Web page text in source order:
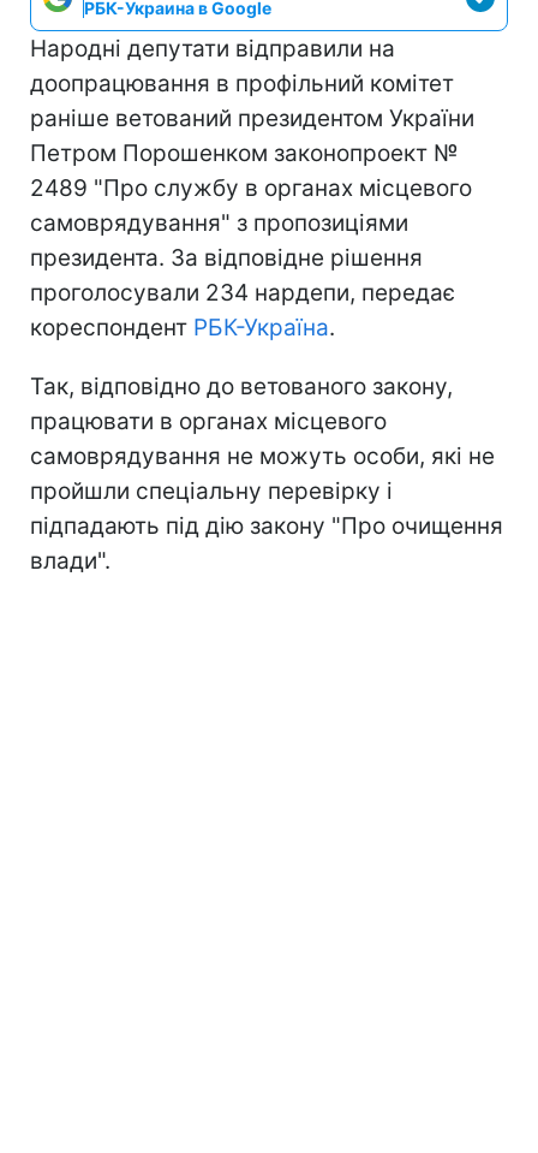
РБК-Украина в Google
Народні депутати відправили на
доопрацювання в профільний комітет
раніше ветований президентом України
Петром Порошенком законопроект №
2489 "Про службу в органах місцевого
самоврядування" з пропозиціями
президента. За відповідне рішення
проголосували 234 нардепи, передає
кореспондент РБК-Україна.
Так, відповідно до ветованого закону,
працювати в органах місцевого
самоврядування не можуть особи, які не
пройшли спеціальну перевірку і
підпадають під дію закону "Про очищення
влади".